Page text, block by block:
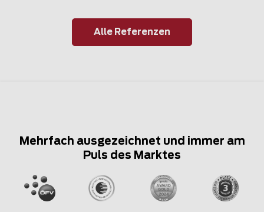
Alle Referenzen
Mehrfach ausgezeichnet und immer am
Puls des Marktes